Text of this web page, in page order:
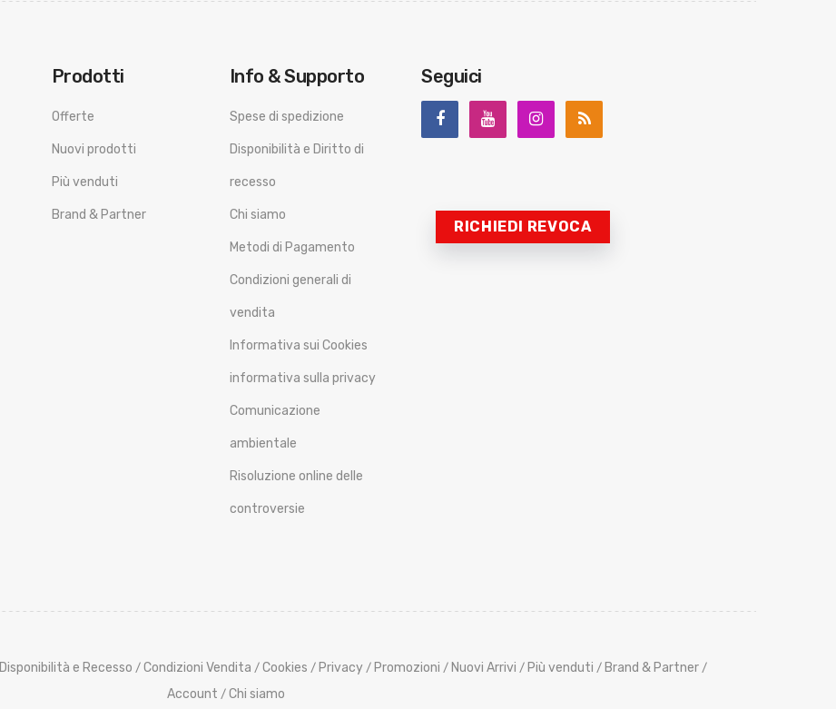
Prodotti
Offerte
Nuovi prodotti
Più venduti
Brand & Partner
Info & Supporto
Spese di spedizione
Disponibilità e Diritto di
recesso
Chi siamo
Metodi di Pagamento
Condizioni generali di
vendita
Informativa sui Cookies
informativa sulla privacy
Comunicazione
ambientale
Risoluzione online delle
controversie
Seguici
RICHIEDI REVOCA
Disponibilità e Recesso / Condizioni Vendita / Cookies / Privacy / Promozioni / Nuovi Arrivi / Più venduti / Brand & Partner /
Account / Chi siamo